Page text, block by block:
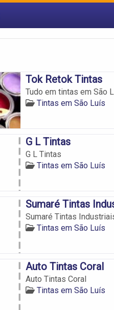
Tok Retok Tintas
Tudo em tintas em São
Tintas em São Luís
G L Tintas
G L Tintas
Tintas em São Luís
Sumaré Tintas
Sumaré Tintas
Tintas em São Luís
Auto Tintas Coral
Auto Tintas Coral
Tintas em São Luís